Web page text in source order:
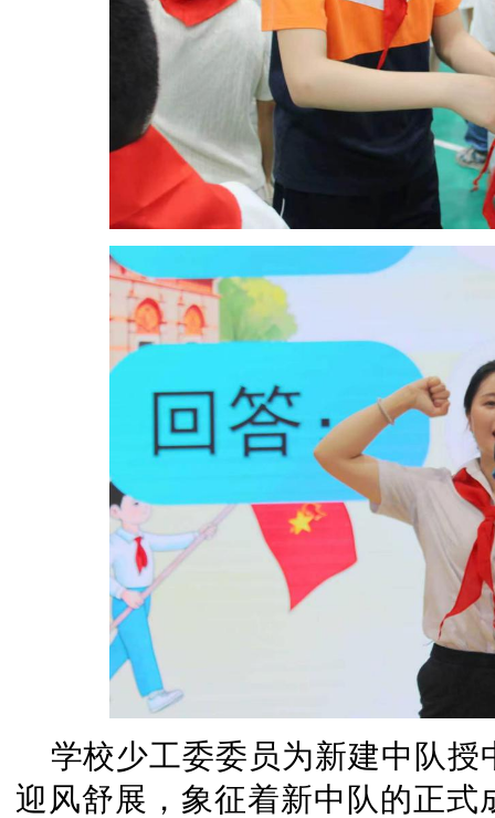
学校少工委委员为新建中队
迎风舒展，象征着新中队的正式